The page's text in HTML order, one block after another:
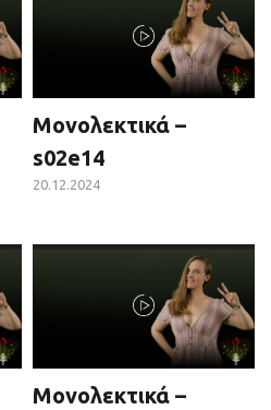
Μονολεκτικά –
s02e14
20.12.2024
Μονολεκτικά –